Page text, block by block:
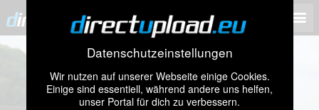
Datenschutzeinstellungen
Wir nutzen auf unserer Webseite einige Cookies.
Einige sind essentiell, während andere uns helfen,
unser Portal für dich zu verbessern.